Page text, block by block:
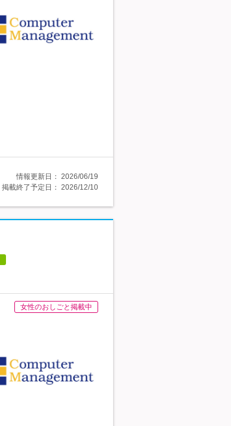
情報更新日： 2026/06/19
掲載終了予定日： 2026/12/10
女性のおしごと掲載中